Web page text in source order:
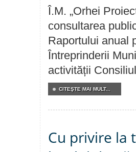
Î.M. „Orhei
consultarea
Raportului anual
Întreprinderii
activității
CITEŞTE MAI MULT...
Cu privire la